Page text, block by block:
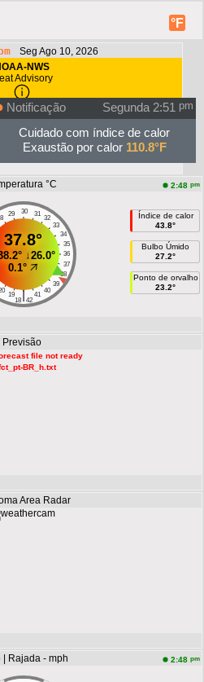
°F
Seg Ago 10, 2026
NWS
Advisory
Céu atual
Unknown
°C 2:48 pm
30
29 31
32
33
34
35
36
37
38
39
40
19 41
|
18 42
37.8°
↓26.0°
0.1°
Índice de calor
43.8°
Bulbo Úmido
27.2°
Ponto de orvalho
23.2°
Previsão
file not ready
BR_h.txt
Area Radar
| Rajada - mph 2:48 pm
Notificação Segunda 2:51 pm
Cuidado com índice de calor
Exaustão por calor 110.8°F